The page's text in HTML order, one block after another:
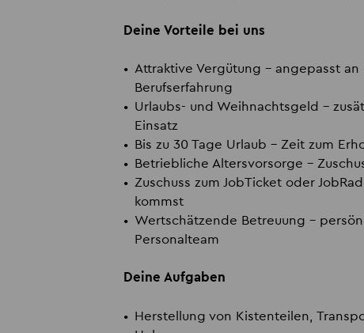
Deine Vorteile bei uns
Attraktive Vergütung – angepasst
Berufserfahrung
Urlaubs- und Weihnachtsgeld –
Einsatz
Bis zu 30 Tage Urlaub – Zeit zum
Betriebliche Altersvorsorge –
Zuschuss zum JobTicket oder JobRad
kommst
Wertschätzende Betreuung –
Personalteam
Deine Aufgaben
Herstellung von Kistenteilen,